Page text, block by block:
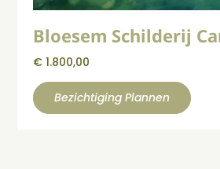
Bloesem Schilderij
€ 1.800,00
Bezichtiging Plannen